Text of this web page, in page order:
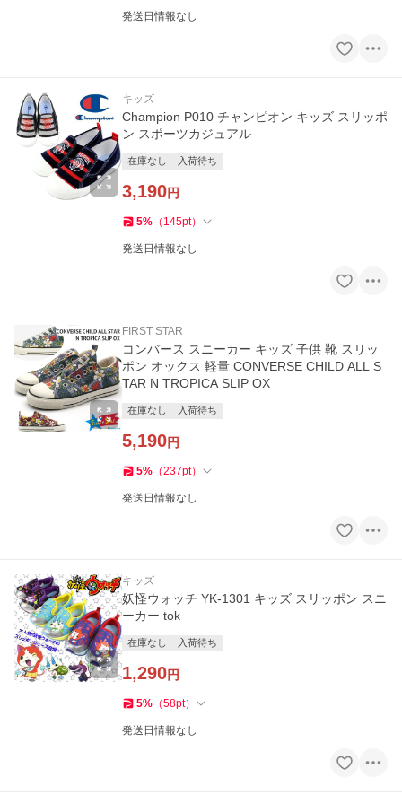
発送日情報なし
キッズ
Champion P010 チャンピオン キッズ スリッポ
ン スポーツカジュアル
在庫なし 入荷待ち
3,190円
5% （ 145pt）
発送日情報なし
FIRST STAR
コンバース スニーカー キッズ 子供 靴 スリッ
ポン オックス 軽量 CONVERSE CHILD ALL S
TAR N TROPICA SLIP OX
在庫なし 入荷待ち
5,190円
5% （237pt）
発送日情報なし
キッズ
妖怪ウォッチ YK-1301 キッズ スリッポン スニ
ーカー tok
在庫なし 入荷待ち
1,290円
5% （58pt）
発送日情報なし